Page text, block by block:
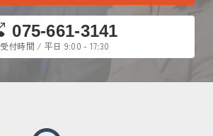
075-661-3141
受付時間 / 平日 9:00 - 17:30